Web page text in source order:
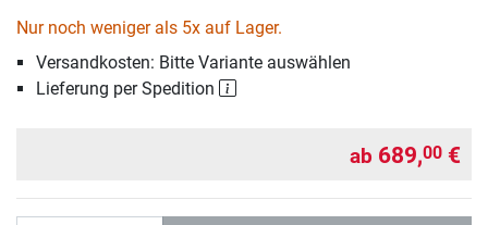
Nur noch weniger als 5x auf Lager.
Versandkosten: Bitte Variante auswählen
Lieferung per Spedition
ab 689,00 €